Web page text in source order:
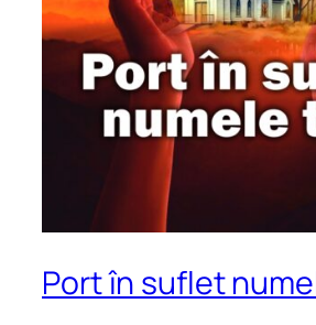
Port în suflet